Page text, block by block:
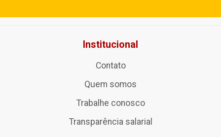
Institucional
Contato
Quem somos
Trabalhe conosco
Transparência salarial